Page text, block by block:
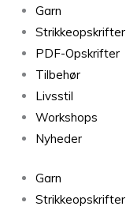
Garn
Strikkeopskrifter
PDF-Opskrifter
Tilbehør
Livsstil
Workshops
Nyheder
Garn
Strikkeopskrifter
Mulberry
antal